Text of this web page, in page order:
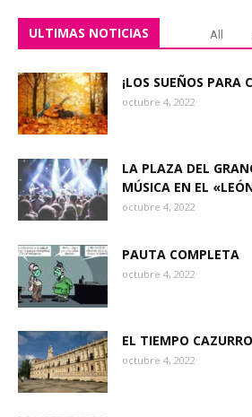
ULTIMAS NOTICIAS All
¡LOS SUEÑOS PARA
octubre 4, 2022
LA PLAZA DEL
MÚSICA EN EL
octubre 4, 2022
PAUTA COMPLETA
octubre 4, 2022
EL TIEMPO CAZURRO
octubre 4, 2022